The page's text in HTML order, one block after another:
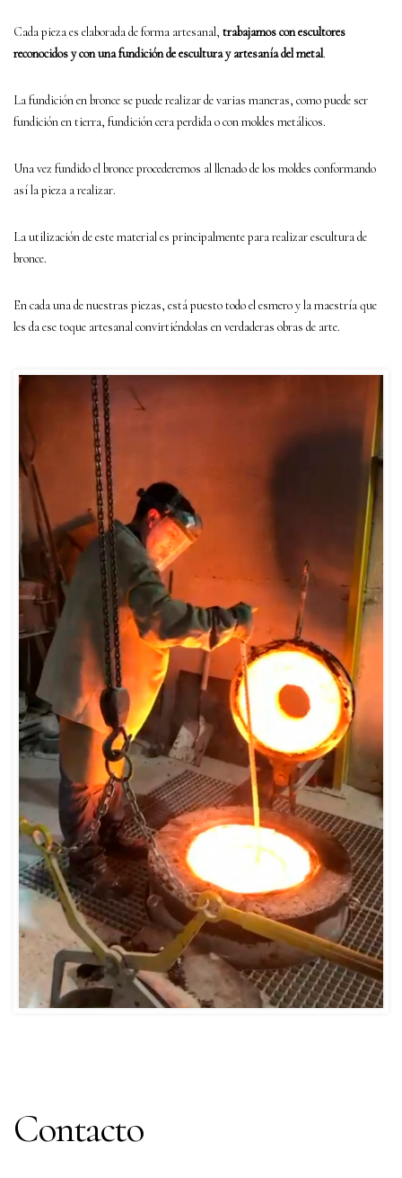
Cada pieza es elaborada de forma artesanal, trabajamos con escultores
reconocidos y con una fundición de escultura y artesanía del metal.
La fundición en bronce se puede realizar de varias maneras, como puede ser
fundición en tierra, fundición cera perdida o con moldes metálicos.
Una vez fundido el bronce procederemos al llenado de los moldes conformando
así la pieza a realizar.
La utilización de este material es principalmente para realizar escultura de
bronce.
En cada una de nuestras piezas, está puesto todo el esmero y la maestría que
les da ese toque artesanal convirtiéndolas en verdaderas obras de arte.
Contacto